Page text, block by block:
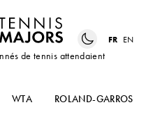
de tennis attendaient
FR EN
WTA ROLAND-GARROS